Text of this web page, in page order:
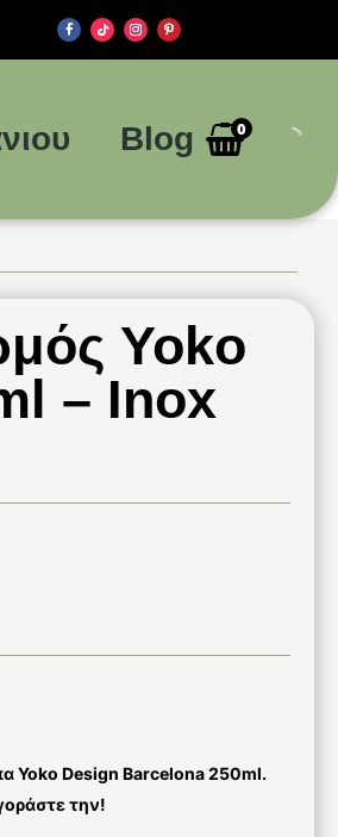
Blog 0
Yoko
– Inox
Yoko Design Barcelona 250ml.
την!